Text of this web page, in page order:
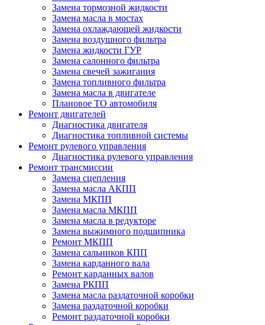
Замена тормозной жидкости
Замена масла в мостах
Замена охлаждающей жидкости
Замена воздушного фильтра
Замена жидкости ГУР
Замена салонного фильтра
Замена свечей зажигания
Замена топливного фильтра
Замена масла в двигателе
Плановое ТО автомобиля
Ремонт двигателей
Диагностика двигателя
Диагностика топливной системы
Ремонт рулевого управления
Диагностика рулевого управления
Ремонт трансмиссии
Замена сцепления
Замена масла АКПП
Замена МКПП
Замена масла МКПП
Замена масла в редукторе
Замена выжимного подшипника
Ремонт МКПП
Замена сальников КПП
Замена карданного вала
Ремонт карданных валов
Замена РКПП
Замена масла раздаточной коробки
Замена раздаточной коробки
Ремонт раздаточной коробки